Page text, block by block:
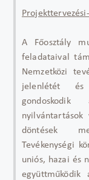
A Főosztály
feladataival
Nemzetközi
jelenlétét és
gondoskodik
döntések
Tevékenységi
uniós, hazai és
együttműködik